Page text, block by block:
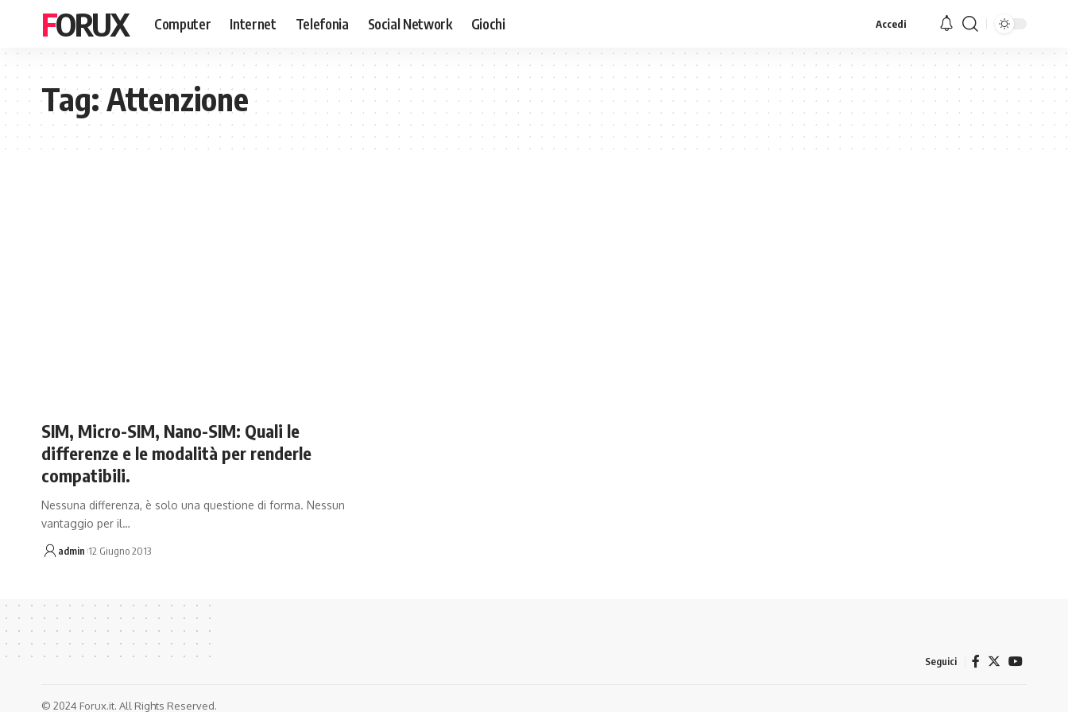
FORUX Computer Internet Telefonia Social Network Giochi Accedi
Tag:Attenzione
SIM, Micro-SIM, Nano-SIM: Quali le
differenze e le modalità per renderle
compatibili.
Nessuna differenza, è solo una questione di forma. Nessun
vantaggio per il…
admin 12 Giugno 2013
Seguici
© 2024 Forux.it. All Rights Reserved.